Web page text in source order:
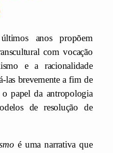
anos propõem
com vocação
e a racionalidade
las brevemente a fim de
papel da antropologia
de resolução de
é uma narrativa que